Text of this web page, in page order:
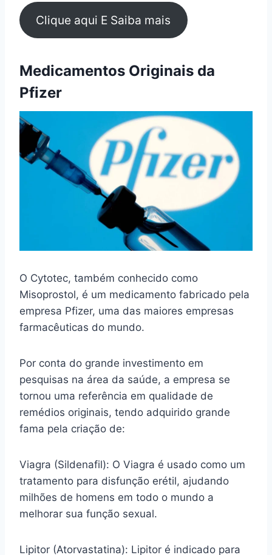
Clique aqui E Saiba mais
Medicamentos Originais da
Pfizer
O Cytotec, também conhecido como
Misoprostol, é um medicamento fabricado pela
empresa Pfizer, uma das maiores empresas
farmacêuticas do mundo.
Por conta do grande investimento em
pesquisas na área da saúde, a empresa se
tornou uma referência em qualidade de
remédios originais, tendo adquirido grande
fama pela criação de:
Viagra (Sildenafil): O Viagra é usado como um
tratamento para disfunção erétil, ajudando
milhões de homens em todo o mundo a
melhorar sua função sexual.
Lipitor (Atorvastatina): Lipitor é indicado para